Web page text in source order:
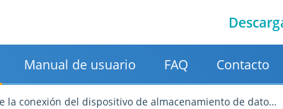
Manual de usuario FAQ Contacto
del dispositivo de almacenamiento de datos antes de la recuperación